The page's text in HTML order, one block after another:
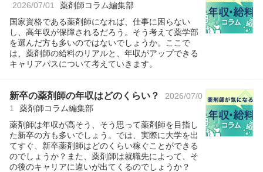
2026/07/01 薬剤師コラム編集部
国家資格である薬剤師になれば、仕事に困らない
し、高年収が保障されるだろう。そう考えて薬学部
を選んだ方も多いのではないでしょうか。ここで
は、薬剤師の給料のリアルと、年収がアップできる
キャリアパスについて考えていきます。
新卒の薬剤師の年収はどのくらい？
2026/07/0
1
薬剤師コラム編集部
薬剤師は年収が高そう、そう思って薬剤師を目指し
た新卒の方も多いでしょう。では、実際に大学を出
てすぐ、新卒薬剤師はどのくらい稼ぐことができる
のでしょうか？また、薬剤師は就職先によって、そ
の後のキャリアに違いが出てくるのでしょうか？